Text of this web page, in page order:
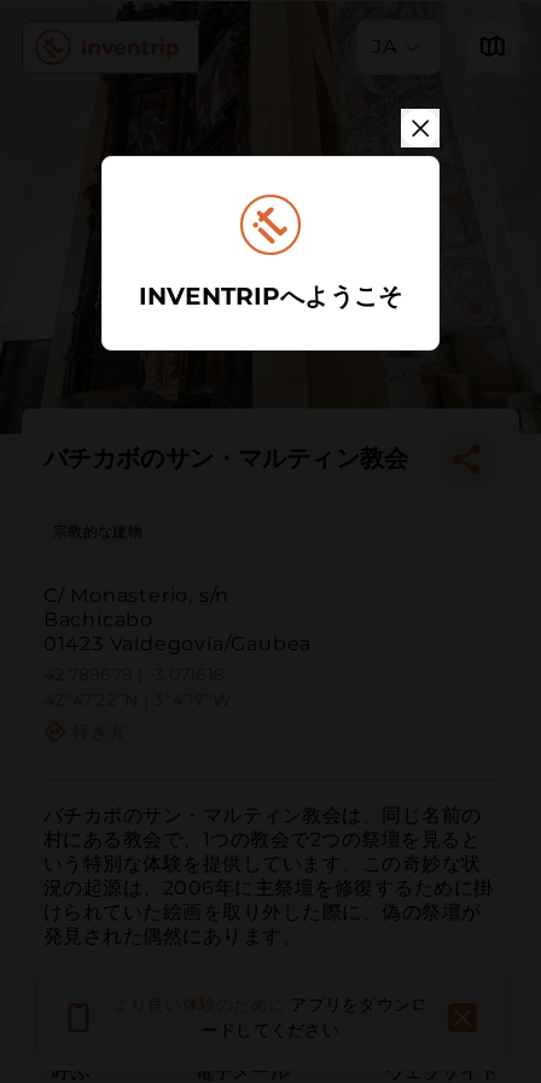
JA
バチカボのサン・マルティン教会
C/ Monasterio, s/n
Bachicabo
01423 Valdegovía/Gaubea
バチカボのサン・マルティン教会は、同じ名前の
村にある教会で、1つの教会で2つの祭壇を見ると
いう特別な体験を提供しています。この奇妙な状
況の起源は、2006年に主祭壇を修復するために掛
けられていた絵画を取り外した際に、偽の祭壇が
発見された偶然にあります。
呼ぶ 電子メール ウェブサイト
アプリをダウンロ
ードしてください
INVENTRIPへようこそ